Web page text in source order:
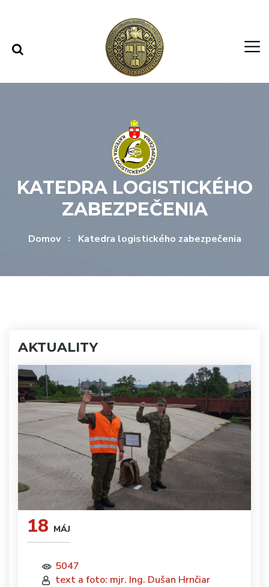
KATEDRA LOGISTICKÉHO
ZABEZPEČENIA
Domov Katedra logistického zabezpečenia
AKTUALITY
18 MÁJ
5047
text a foto: mjr. Ing. Dušan Hrnčiar